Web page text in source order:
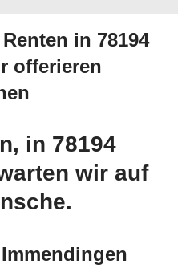
in 78194
offerieren
in 78194
wir auf